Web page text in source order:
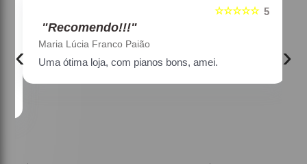
5
☆☆☆☆☆
"Recomendo!!!"
Maria Lúcia Franco Paião
Uma ótima loja, com pianos bons, amei.
‹ ›